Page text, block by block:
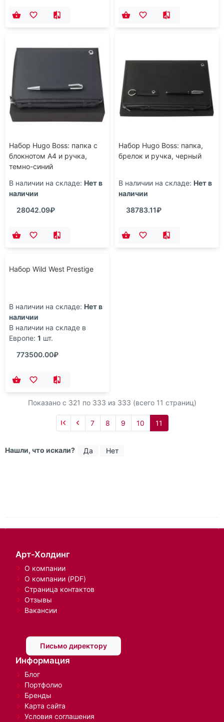
Набор Hugo Boss: папка c
блокнотом А4 и ручка,
темно-синий
В наличии на складе: Нет в
наличии
28042.09₽
Набор Hugo Boss: папка,
брелок и ручка, черный
В наличии на складе: Нет в
наличии
38783.11₽
В наличии на складе: Нет в
В наличии на складе в
773500.00₽
Арт-Холдинг
О компании
О компании (PDF)
Страница контактов
Отзывы
Вакансии